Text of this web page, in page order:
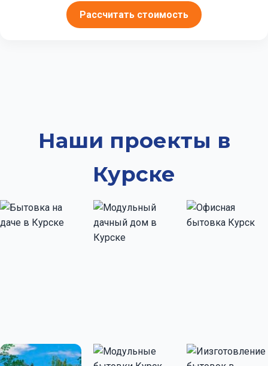
Рассчитать стоимость
Наши проекты в
Курске